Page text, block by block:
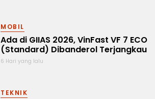
MOBIL
Ada di GIIAS 2026, VinFast VF 7 ECO
(Standard) Dibanderol Terjangkau
6 Hari yang lalu
TEKNIK